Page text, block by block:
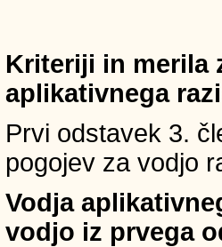
Kriteriji in merila
aplikativnega
Prvi odstavek 3.
pogojev za vodjo
Vodja
vodjo iz prvega